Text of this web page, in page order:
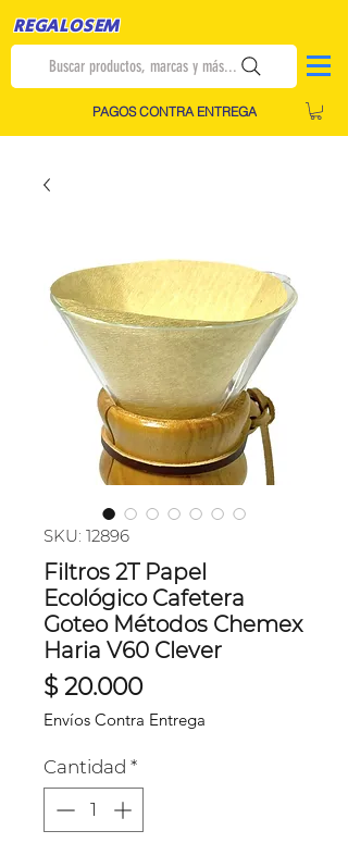
REGALOSEM
Buscar productos, marcas y más...
PAGOS CONTRA ENTREGA
SKU: 12896
Filtros 2T Papel
Ecológico Cafetera
Goteo Métodos Chemex
Haria V60 Clever
$ 20.000Precio
Envíos Contra Entrega
Cantidad *